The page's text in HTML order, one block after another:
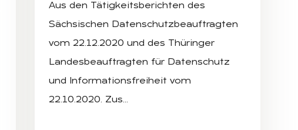
Aus den Tätigkeitsberichten des
Sächsischen Datenschutzbeauftragten
vom 22.12.2020 und des Thüringer
Landesbeauftragten für Datenschutz
und Informationsfreiheit vom
22.10.2020. Zus…